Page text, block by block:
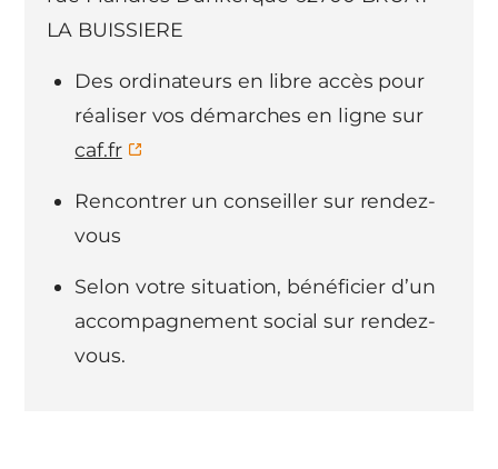
LA BUISSIERE
Des ordinateurs en libre accès pour
réaliser vos démarches en ligne sur
caf.fr
Rencontrer un conseiller sur rendez-
vous
Selon votre situation, bénéficier d’un
accompagnement social sur rendez-
vous.